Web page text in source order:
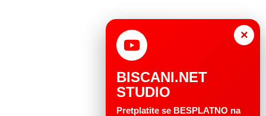
×
BISCANI.NET
STUDIO
Pretplatite se BESPLATNO na